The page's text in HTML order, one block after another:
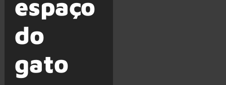
espaço
do
gato